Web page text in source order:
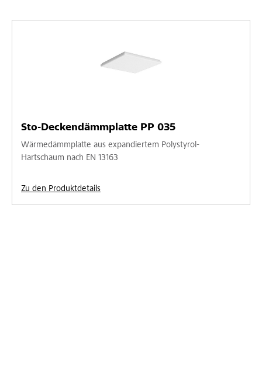
Sto-Deckendämmplatte PP 035
Wärmedämmplatte aus expandiertem Polystyrol-
Hartschaum nach EN 13163
Zu den Produktdetails